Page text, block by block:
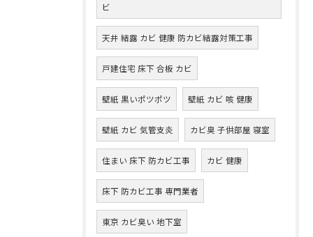
ビ
天井 結露 カビ 健康 防カビ結露対策工事
戸建住宅 床下 合板 カビ
壁紙 黒いポツポツ 壁紙 カビ 咳 健康
壁紙 カビ 気管支炎 カビ臭 子供部屋 寝室
住まい 床下 防カビ工事 カビ 健康
床下 防カビ工事 専門業者
東京 カビ臭い 地下室